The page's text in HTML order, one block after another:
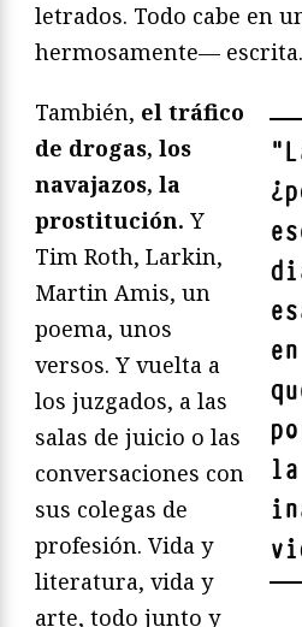
letrados. Todo cabe en
hermosamente— escrita.
"
También, el tráfico
de drogas, los
navajazos, la
prostitución. Y
Tim Roth, Larkin,
Martin Amis, un
poema, unos
versos. Y vuelta a
los juzgados, a las
salas de juicio o las
conversaciones con
sus colegas de
profesión. Vida y
literatura, vida y
arte, todo junto y